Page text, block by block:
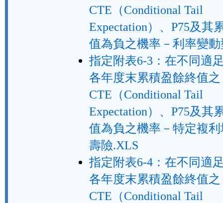
CTE（Conditional Tail
Expectation）、P75及其
值為負之機率－利率變
指定附表6-3：在不同適
各年度末累積盈餘終值之
CTE（Conditional Tail
Expectation）、P75及其
值為負之機率－特定複
壽險.XLS
指定附表6-4：在不同適
各年度末累積盈餘終值之
CTE（Conditional Tail